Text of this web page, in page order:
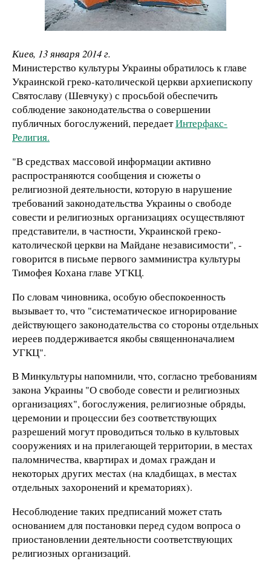
Киев, 13 января 2014 г.
Министерство культуры Украины обратилось к главе
Украинской греко-католической церкви архиепископу
Святославу (Шевчуку) с просьбой обеспечить
соблюдение законодательства о совершении
публичных богослужений, передаетИнтерфакс-
Религия.
"В средствах массовой информации активно
распространяются сообщения и сюжеты о
религиозной деятельности, которую в нарушение
требований законодательства Украины о свободе
совести и религиозных организациях осуществляют
представители, в частности, Украинской греко-
католической церкви на Майдане независимости", -
говорится в письме первого замминистра культуры
Тимофея Кохана главе УГКЦ.
По словам чиновника, особую обеспокоенность
вызывает то, что "систематическое игнорирование
действующего законодательства со стороны отдельных
иереев поддерживается якобы священноначалием
УГКЦ".
В Минкультуры напомнили, что, согласно требованиям
закона Украины "О свободе совести и религиозных
организациях", богослужения, религиозные обряды,
церемонии и процессии без соответствующих
разрешений могут проводиться только в культовых
сооружениях и на прилегающей территории, в местах
паломничества, квартирах и домах граждан и
некоторых других местах (на кладбищах, в местах
отдельных захоронений и крематориях).
Несоблюдение таких предписаний может стать
основанием для постановки перед судом вопроса о
приостановлении деятельности соответствующих
религиозных организаций.